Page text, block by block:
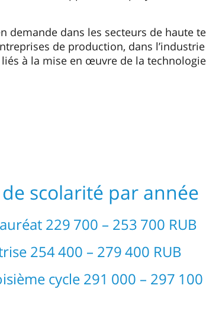
demande dans les secteurs de haute
de production, dans
à la mise en œuvre de la
de scolarité par année
229 700 – 253 700 RUB
254 400 – 279 400 RUB
cycle 291 000 – 297 100